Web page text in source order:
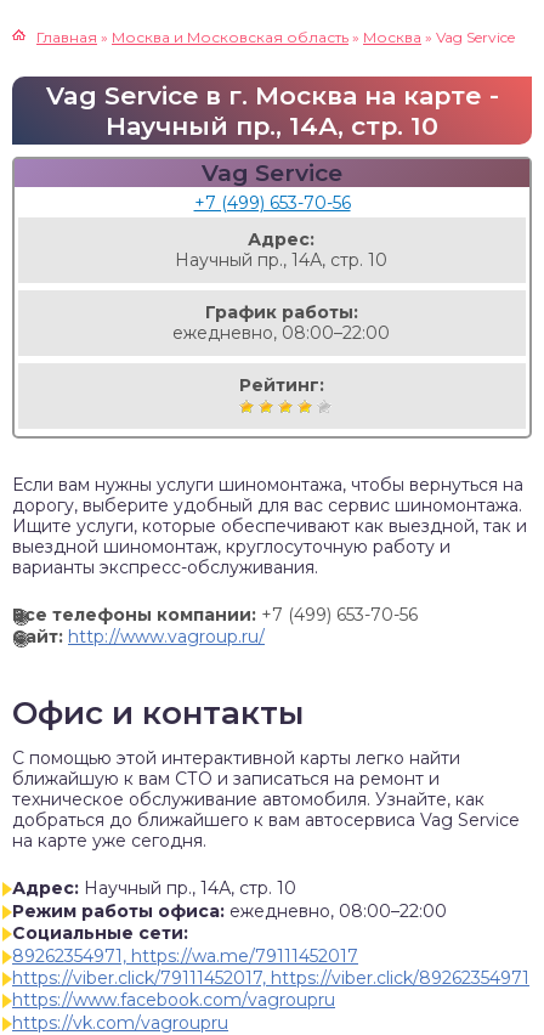
Главная » Москва и Московская область » Москва » Vag Service
Vag Service в г. Москва на карте -
Научный пр., 14А, стр. 10
Vag Service
+7 (499) 653-70-56
Адрес:
Научный пр., 14А, стр. 10
График работы:
ежедневно, 08:00–22:00
Рейтинг:
Если вам нужны услуги шиномонтажа, чтобы вернуться на
дорогу, выберите удобный для вас сервис шиномонтажа.
Ищите услуги, которые обеспечивают как выездной, так и
выездной шиномонтаж, круглосуточную работу и
варианты экспресс-обслуживания.
Все телефоны компании: +7 (499) 653-70-56
Сайт: http://www.vagroup.ru/
Офис и контакты
C помощью этой интерактивной карты легко найти
ближайшую к вам СТО и записаться на ремонт и
техническое обслуживание автомобиля. Узнайте, как
добраться до ближайшего к вам автосервиса Vag Service
на карте уже сегодня.
Адрес: Научный пр., 14А, стр. 10
Режим работы офиса: ежедневно, 08:00–22:00
Социальные сети:
89262354971, https://wa.me/79111452017
https://viber.click/79111452017, https://viber.click/89262354971
https://www.facebook.com/vagroupru
https://vk.com/vagroupru